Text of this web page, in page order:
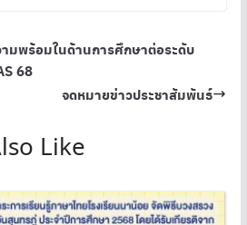
มพร้อมในด้านการศึกษาต่อระดับ
68
จดหมายข่าวประชาสัมพันธ์
Like